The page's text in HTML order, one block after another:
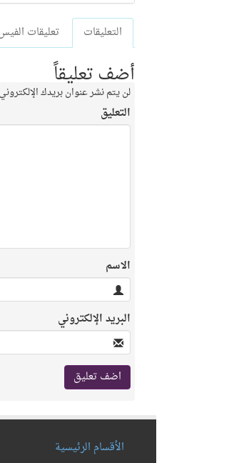
التعليقات تعليقات
أضف تعليقاً
لن يتم نشر عنوان بريدك
التعليق
الاسم
البريد الإلكتروني
الأقسام الرئيسية